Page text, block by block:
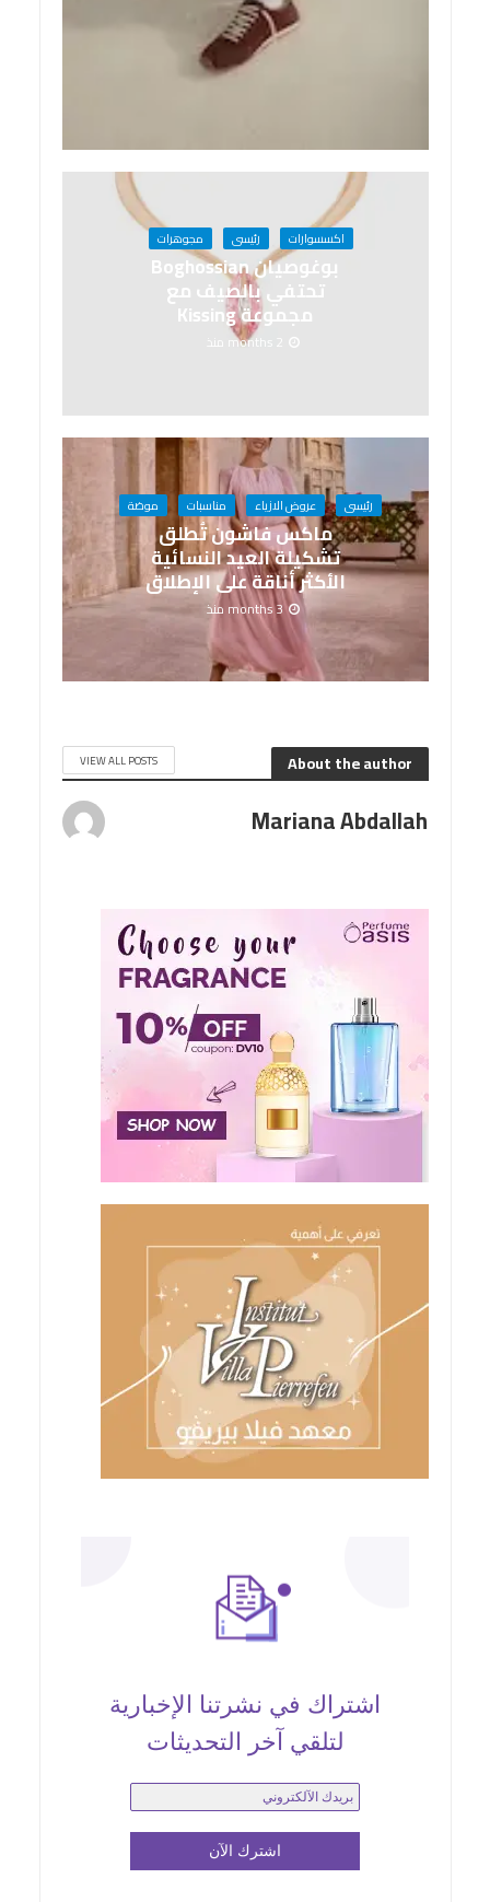
اكسسوارات رئيسى مجوهرات
بوغوصيان Boghossian
تحتفي بالصيف مع
مجموعة Kissing
2 months منذ
رئيسى عروض الازياء مناسبات موضة
ماكس فاشون تُطلق
تشكيلة العيد النسائية
الأكثر أناقة على الإطلاق
3 months منذ
About the author
VIEW ALL POSTS
Mariana Abdallah
اشتراك في نشرتنا الإخبارية
لتلقي آخر التحديثات